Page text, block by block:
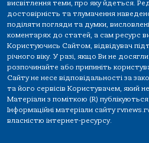
висвітлення теми, про яку йдеться.
достовірність та тлумачення
поділяти погляди та думки,
коментарях до статей, а сам ресурс
Користуючись Сайтом, відвідувач
річного віку. У разі, якщо Ви не
розпочинайте або припиніть
Сайту не несе відповідальності за
та його сервісів Користувачем, який
Матеріали з поміткою (R)
Інформаційні матеріали сайту
власністю інтернет-ресурсу.